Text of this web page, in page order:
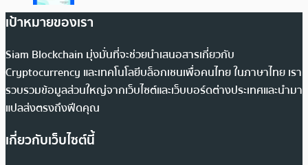
เป้าหมายของเรา
Siam Blockchain มุ่งมั่นที่จะช่วยนำเสนอสารเกี่ยวกับ
Cryptocurrency และเทคโนโลยีบล็อกเชนเพื่อคนไทย ในภาษาไทย เรา
รวบรวมข้อมูลส่วนใหญ่จากเว็บไซต์และเว็บบอร์ดต่างประเทศและนำมา
แปลส่งตรงถึงฟีดคุณ
เกี่ยวกับเว็บไซต์นี้